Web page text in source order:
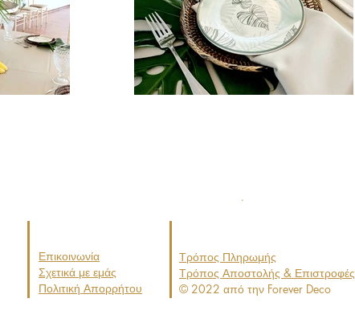
.
Επικοινωνία
Σχετικά με εμάς
Πολιτική Απορρήτου
Τρόπος Πληρωμής
Τρόπος Αποστολής & Επιστροφές
© 2022 από την Forever Deco